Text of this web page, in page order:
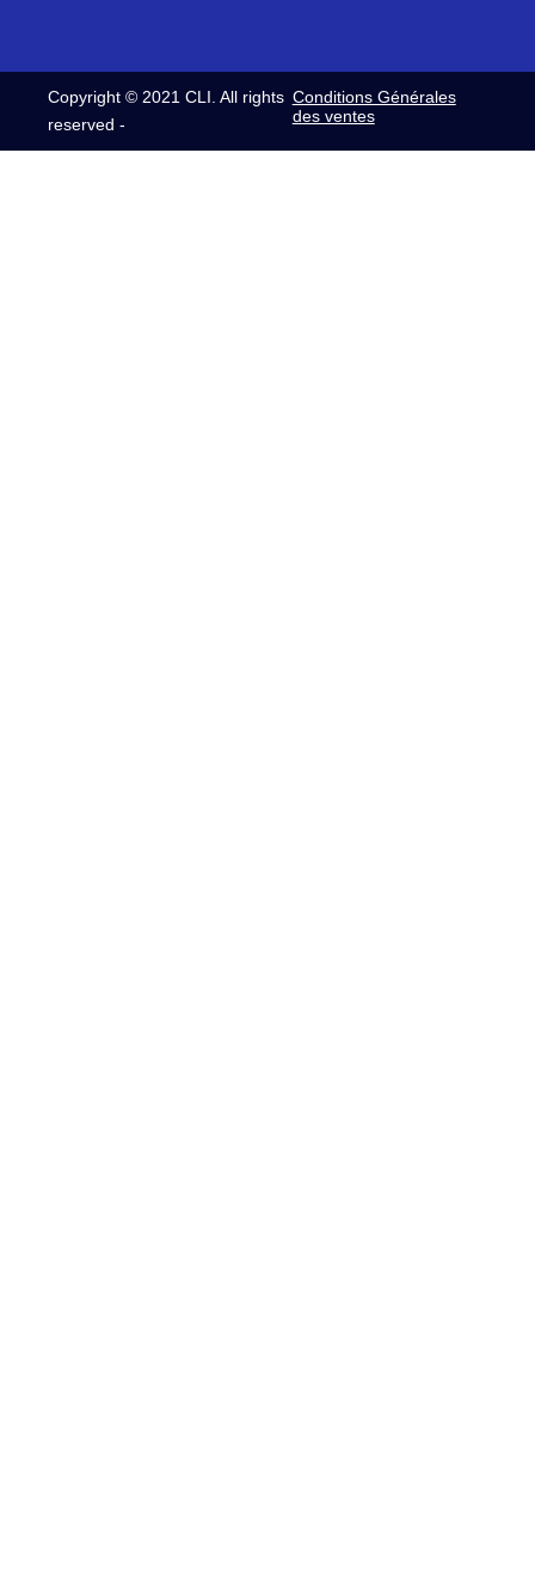
Copyright © 2021 CLI. All rights
reserved -
Conditions Générales
des ventes